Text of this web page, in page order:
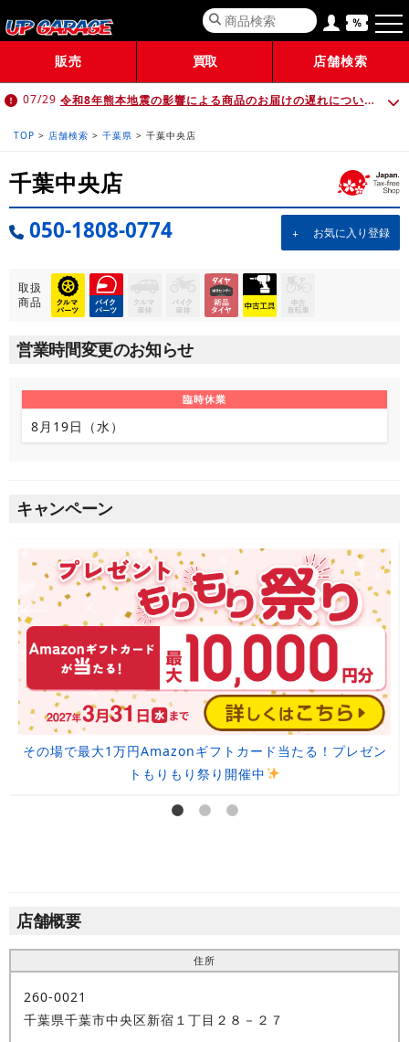
販売 買取 店舗検索
07/29 令和8年熊本地震の影響による商品のお届けの遅れについて （7月30日 10:00時点）
TOP > 店舗検索 > 千葉県 > 千葉中央店
千葉中央店
050-1808-0774 お気に入り登録
取扱
商品
営業時間変更のお知らせ
臨時休業
8月19日（水）
キャンペーン
その場で最大1万円Amazonギフトカード当たる！プレゼン
トもりもり祭り開催中
店舗概要
住所
260-0021
千葉県千葉市中央区新宿１丁目２８－２７